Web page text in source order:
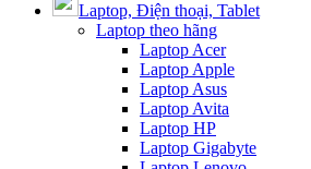
Laptop, Điện thoại, Tablet
Laptop theo hãng
Laptop Acer
Laptop Apple
Laptop Asus
Laptop Avita
Laptop HP
Laptop Gigabyte